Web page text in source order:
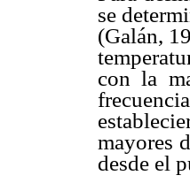
se
(Galán,
con la
mayores
desde el